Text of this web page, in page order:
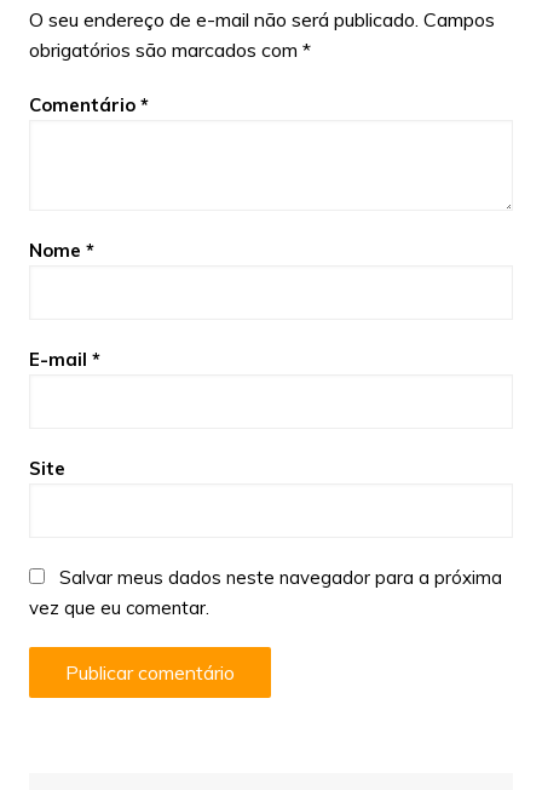
O seu endereço de e-mail não será publicado. Campos
obrigatórios são marcados com *
Comentário *
Nome *
E-mail *
Site
Salvar meus dados neste navegador para a próxima
vez que eu comentar.